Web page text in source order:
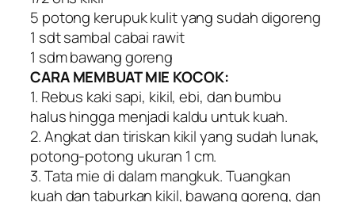
5 potong kerupuk kulit yang sudah digoreng
1 sdt sambal cabai rawit
1 sdm bawang goreng
CARA MEMBUAT MIE KOCOK:
1. Rebus kaki sapi, kikil, ebi, dan bumbu
halus hingga menjadi kaldu untuk kuah.
2. Angkat dan tiriskan kikil yang sudah lunak,
potong-potong ukuran 1 cm.
3. Tata mie di dalam mangkuk. Tuangkan
kuah dan taburkan kikil, bawang goreng, dan